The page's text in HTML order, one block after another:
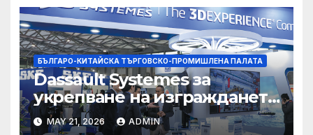
БЪЛГАРО-КИТАЙСКА ТЪРГОВСКО-ПРОМИШЛЕНА ПАЛАТА
Dassault Systemes за
укрепване на изграждането
на AI екосистема в Китай
MAY 21, 2026 ADMIN